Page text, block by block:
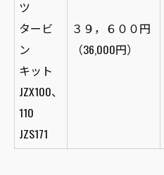
ツ
タービ
ン
キット
JZX100、
110
JZS171
３９，６００円
（36,000円）